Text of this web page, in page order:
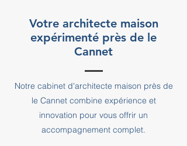
Votre architecte maison
expérimenté près de le
Cannet
Notre cabinet d'architecte maison près de
le Cannet combine expérience et
innovation pour vous offrir un
accompagnement complet.